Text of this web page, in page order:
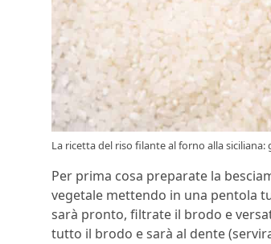
La ricetta del riso filante al forno alla
Per prima cosa preparate la
vegetale mettendo in una pentola
sarà pronto, filtrate il brodo e
tutto il brodo e sarà al dente